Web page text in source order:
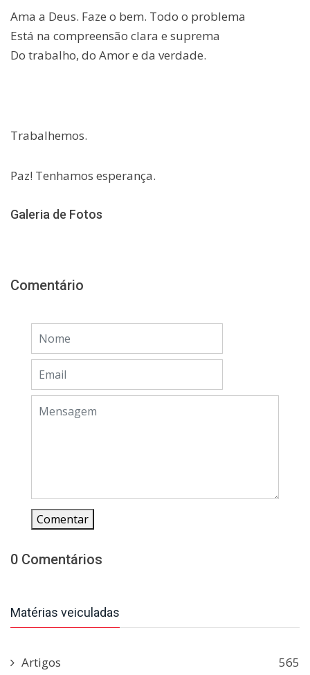
Ama a Deus. Faze o bem. Todo o problema
Está na compreensão clara e suprema
Do trabalho, do Amor e da verdade.
Trabalhemos.
Paz! Tenhamos esperança.
Galeria de Fotos
Comentário
Comentar
0 Comentários
Matérias veiculadas
Artigos
565